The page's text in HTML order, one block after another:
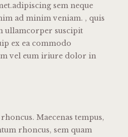
sem neque
ad minim veniam. , quis
ullamcorper suscipit
ex ea commodo
vel eum iriure dolor in
Maecenas tempus,
rhoncus, sem quam